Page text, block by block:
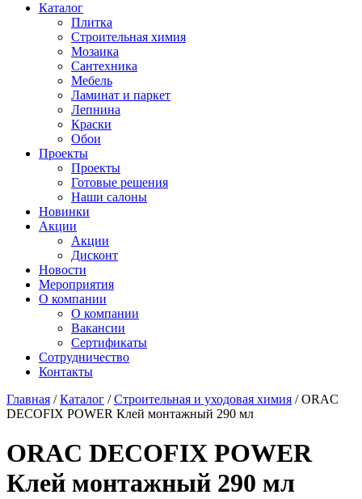
Каталог
Плитка
Строительная химия
Мозаика
Сантехника
Мебель
Ламинат и паркет
Лепнина
Краски
Обои
Проекты
Проекты
Готовые решения
Наши салоны
Новинки
Акции
Акции
Дисконт
Новости
Мероприятия
О компании
О компании
Вакансии
Сертификаты
Сотрудничество
Контакты
Главная /Каталог /Строительная и уходовая химия /ORAC
DECOFIX POWER Клей монтажный 290 мл
ORAC DECOFIX POWER
Клей монтажный 290 мл